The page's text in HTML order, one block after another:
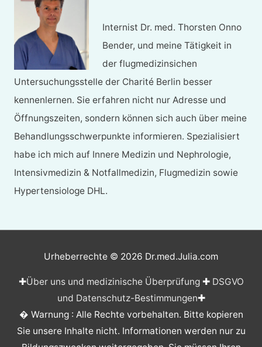
Internist Dr. med. Thorsten Onno
Bender, und meine Tätigkeit in
der flugmedizinsichen
Untersuchungsstelle der Charité Berlin besser
kennenlernen. Sie erfahren nicht nur Adresse und
Öffnungszeiten, sondern können sich auch über meine
Behandlungsschwerpunkte informieren. Spezialisiert
habe ich mich auf Innere Medizin und Nephrologie,
Intensivmedizin & Notfallmedizin, Flugmedizin sowie
Hypertensiologe DHL.
Urheberrechte © 2026 Dr.med.Julia.com
✚Über uns und medizinische Überprüfung✚ DSGVO
und Datenschutz-Bestimmungen✚
� Warnung : Alle Rechte vorbehalten. Bitte kopieren
Sie unsere Inhalte nicht. Informationen werden nur zu